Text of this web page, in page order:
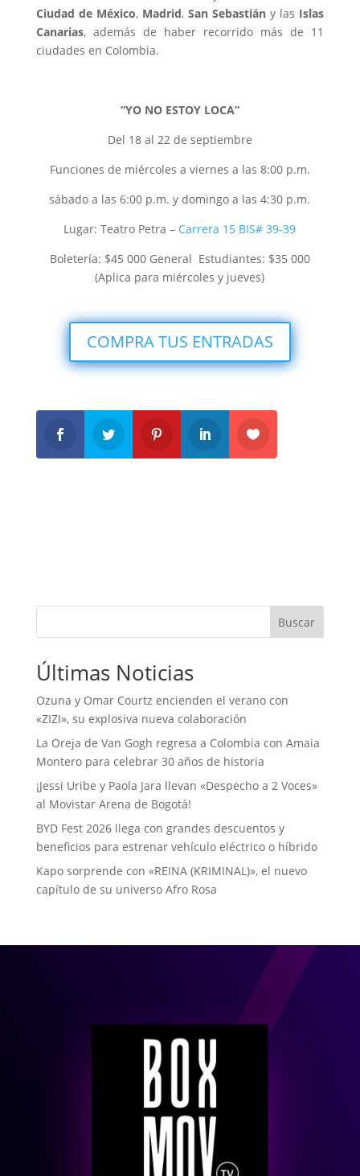
Ciudad de México, Madrid,San Sebastián y las Islas
Canarias, además de haber recorrido más de 11
ciudades en Colombia.
“YO NO ESTOY LOCA”
Del 18 al 22 de septiembre
Funciones de miércoles a viernes a las 8:00 p.m.
sábado a las 6:00 p.m. y domingo a las 4:30 p.m.
Lugar: Teatro Petra – Carrera 15 BIS# 39-39
Boletería: $45 000 General Estudiantes: $35 000
(Aplica para miércoles y jueves)
COMPRA TUS ENTRADAS
Buscar
Últimas Noticias
Ozuna y Omar Courtz encienden el verano con
«ZIZI», su explosiva nueva colaboración
La Oreja de Van Gogh regresa a Colombia con Amaia
Montero para celebrar 30 años de historia
¡Jessi Uribe y Paola Jara llevan «Despecho a 2 Voces»
al Movistar Arena de Bogotá!
BYD Fest 2026 llega con grandes descuentos y
beneficios para estrenar vehículo eléctrico o híbrido
Kapo sorprende con «REINA (KRIMINAL)», el nuevo
capítulo de su universo Afro Rosa